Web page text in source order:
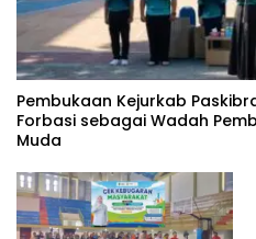
‎Pembukaan Kejurkab
Forbasi sebagai Wadah
Muda